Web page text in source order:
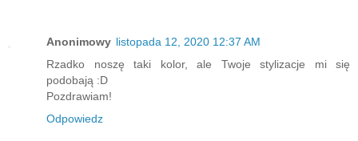
Anonimowy listopada 12, 2020 12:37 AM
Rzadko noszę taki kolor, ale Twoje stylizacje mi się
podobają :D
Pozdrawiam!
Odpowiedz